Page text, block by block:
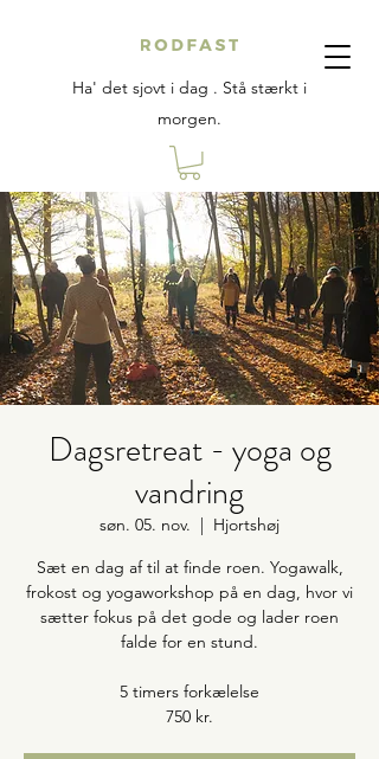
Ha' det sjovt i dag . Stå stærkt i
morgen.
Dagsretreat - yoga og
vandring
søn. 05. nov.
  |
Hjortshøj
Sæt en dag af til at finde roen. Yogawalk,
frokost og yogaworkshop på en dag, hvor vi
sætter fokus på det gode og lader roen
falde for en stund.
5 timers forkælelse
750 kr.